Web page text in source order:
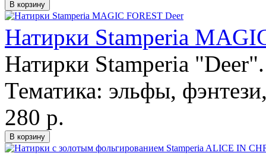
Натирки Stamperia
Натирки Stamperia
Тематика: эльфы,
280 р.